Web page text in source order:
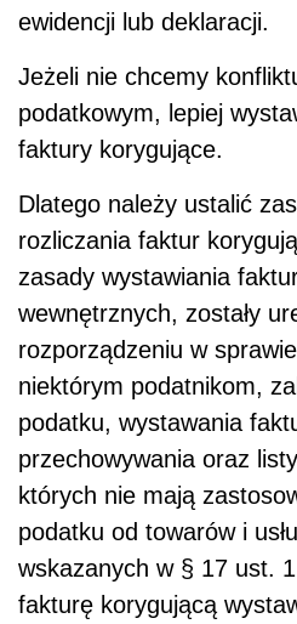
ewidencji lub deklaracji.
Jeżeli nie chcemy
podatkowym, lepiej
faktury korygujące.
Dlatego należy ustalić
rozliczania faktur
zasady wystawiania
wewnętrznych, zostały
rozporządzeniu w
niektórym podatnikom,
podatku, wystawania
przechowywania oraz
których nie mają
podatku od towarów i
wskazanych w § 17 ust.
fakturę korygującą